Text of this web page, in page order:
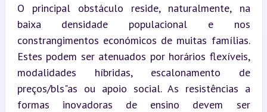
O principal obstáculo reside, naturalmente, na
baixa densidade populacional e nos
constrangimentos económicos de muitas famílias.
Estes podem ser atenuados por horários flexíveis,
modalidades híbridas, escalonamento de
preços/bls"as ou apoio social. As resistências a
formas inovadoras de ensino devem ser